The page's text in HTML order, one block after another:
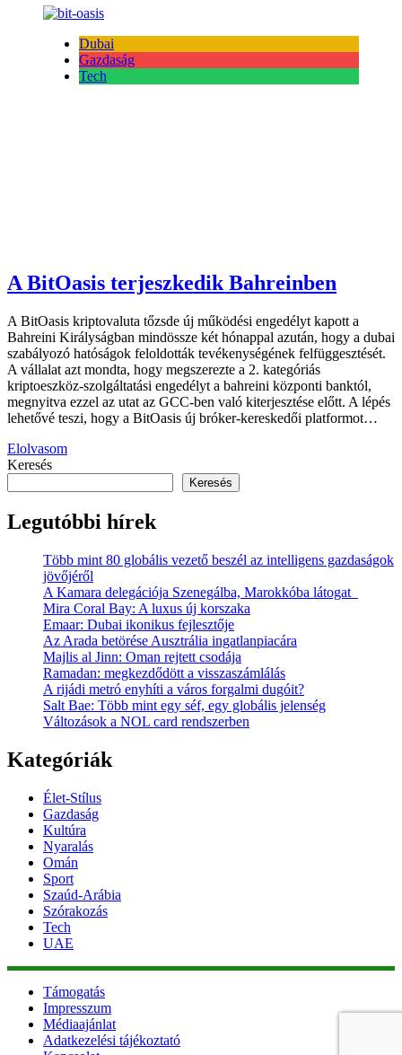
Dubai
Gazdaság
Tech
A BitOasis terjeszkedik Bahreinben
A BitOasis kriptovaluta tőzsde új működési engedélyt kapott a
Bahreini Királyságban mindössze két hónappal azután, hogy a dubai
szabályozó hatóságok feloldották tevékenységének felfüggesztését.
A vállalat azt mondta, hogy megszerezte a 2. kategóriás
kriptoeszköz-szolgáltatási engedélyt a bahreini központi banktól,
megnyitva ezzel az utat az GCC-ben való kiterjesztése előtt. A lépés
lehetővé teszi, hogy a BitOasis új bróker-kereskedői platformot…
Elolvasom
Keresés
Keresés
Legutóbbi hírek
Több mint 80 globális vezető beszél az intelligens gazdaságok
jövőjéről
A Kamara delegációja Szenegálba, Marokkóba látogat
Mira Coral Bay: A luxus új korszaka
Emaar: Dubai ikonikus fejlesztője
Az Arada betörése Ausztrália ingatlanpiacára
Majlis al Jinn: Oman rejtett csodája
Ramadan: megkezdődött a visszaszámlálás
A rijádi metró enyhíti a város forgalmi dugóit?
Salt Bae: Több mint egy séf, egy globális jelenség
Változások a NOL card rendszerben
Kategóriák
Élet-Stílus
Gazdaság
Kultúra
Nyaralás
Omán
Sport
Szaúd-Arábia
Szórakozás
Tech
UAE
Támogatás
Impresszum
Médiaajánlat
Adatkezelési tájékoztató